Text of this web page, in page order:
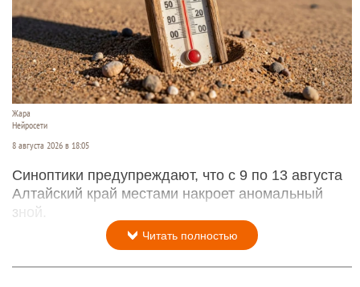
Жара
Нейросети
8 августа 2026 в 18:05
Синоптики предупреждают, что с 9 по 13 августа
Алтайский край местами накроет аномальный
зной.
Читать полностью